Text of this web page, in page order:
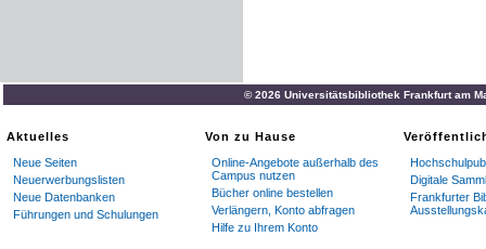
© 2026 Universitätsbibliothek Frankfurt am
Aktuelles
Neue Seiten
Neuerwerbungslisten
Neue Datenbanken
Führungen und Schulungen
Von zu Hause
Online-Angebote außerhalb des
Campus nutzen
Bücher online bestellen
Verlängern, Konto abfragen
Hilfe zu Ihrem Konto
Digitale
Frankfurter